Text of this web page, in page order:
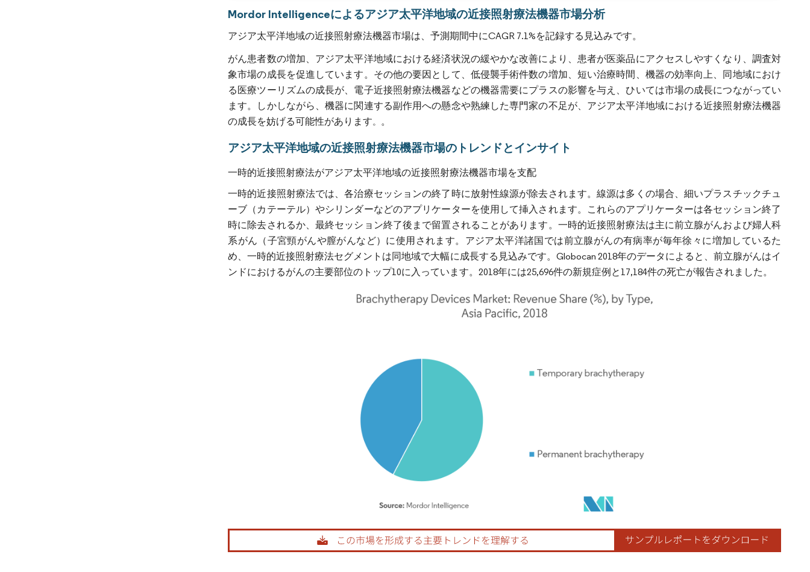
Mordor Intelligenceによるアジア太平洋地域の近接照射療法機器市場分析
アジア太平洋地域の近接照射療法機器市場は、予測期間中にCAGR 7.1%を記録する見込みです。
がん患者数の増加、アジア太平洋地域における経済状況の緩やかな改善により、患者が医薬品にアクセスしやすくなり、調査対
象市場の成長を促進しています。その他の要因として、低侵襲手術件数の増加、短い治療時間、機器の効率向上、同地域におけ
る医療ツーリズムの成長が、電子近接照射療法機器などの機器需要にプラスの影響を与え、ひいては市場の成長につながってい
ます。しかしながら、機器に関連する副作用への懸念や熟練した専門家の不足が、アジア太平洋地域における近接照射療法機器
の成長を妨げる可能性があります。 。
アジア太平洋地域の近接照射療法機器市場のトレンドとインサイト
一時的近接照射療法がアジア太平洋地域の近接照射療法機器市場を支配
一時的近接照射療法では、各治療セッションの終了時に放射性線源が除去されます。線源は多くの場合、細いプラスチックチュ
ーブ（カテーテル）やシリンダーなどのアプリケーターを使用して挿入されます。これらのアプリケーターは各セッション終了
時に除去されるか、最終セッション終了後まで留置されることがあります。一時的近接照射療法は主に前立腺がんおよび婦人科
系がん（子宮頸がんや膣がんなど）に使用されます。アジア太平洋諸国では前立腺がんの有病率が毎年徐々に増加しているた
め、一時的近接照射療法セグメントは同地域で大幅に成長する見込みです。Globocan 2018年のデータによると、前立腺がんはイ
ンドにおけるがんの主要部位のトップ10に入っています。2018年には25,696件の新規症例と17,184件の死亡が報告されました。
画像 © Mordor Intelligence。再利用にはCC BY 4.0の表示が必要です。